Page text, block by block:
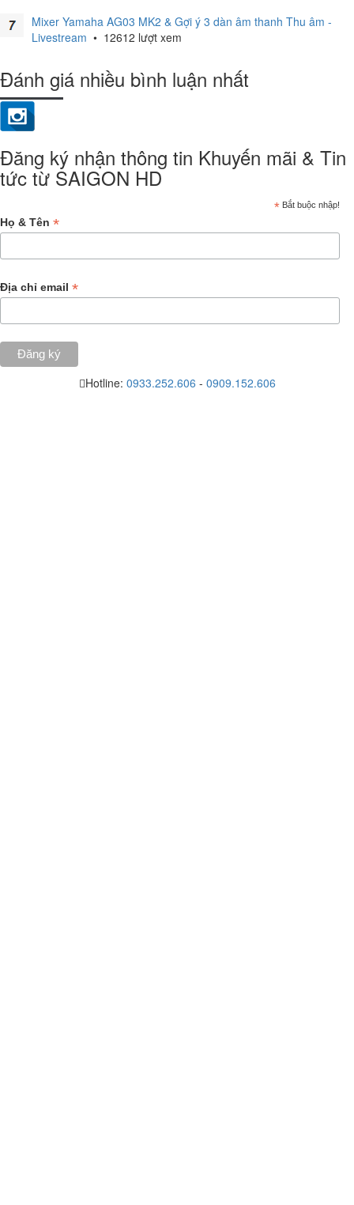
Mixer Yamaha AG03 MK2 & Gợi ý 3 dàn âm thanh Thu âm -
Livestream • 12612 lượt xem
Đánh giá nhiều bình luận nhất
Đăng ký nhận thông tin Khuyến mãi & Tin
tức từ SAIGON HD
* Bắt buộc nhập!
Họ & Tên *
Địa chỉ email *
Hotline: 0933.252.606 - 0909.152.606